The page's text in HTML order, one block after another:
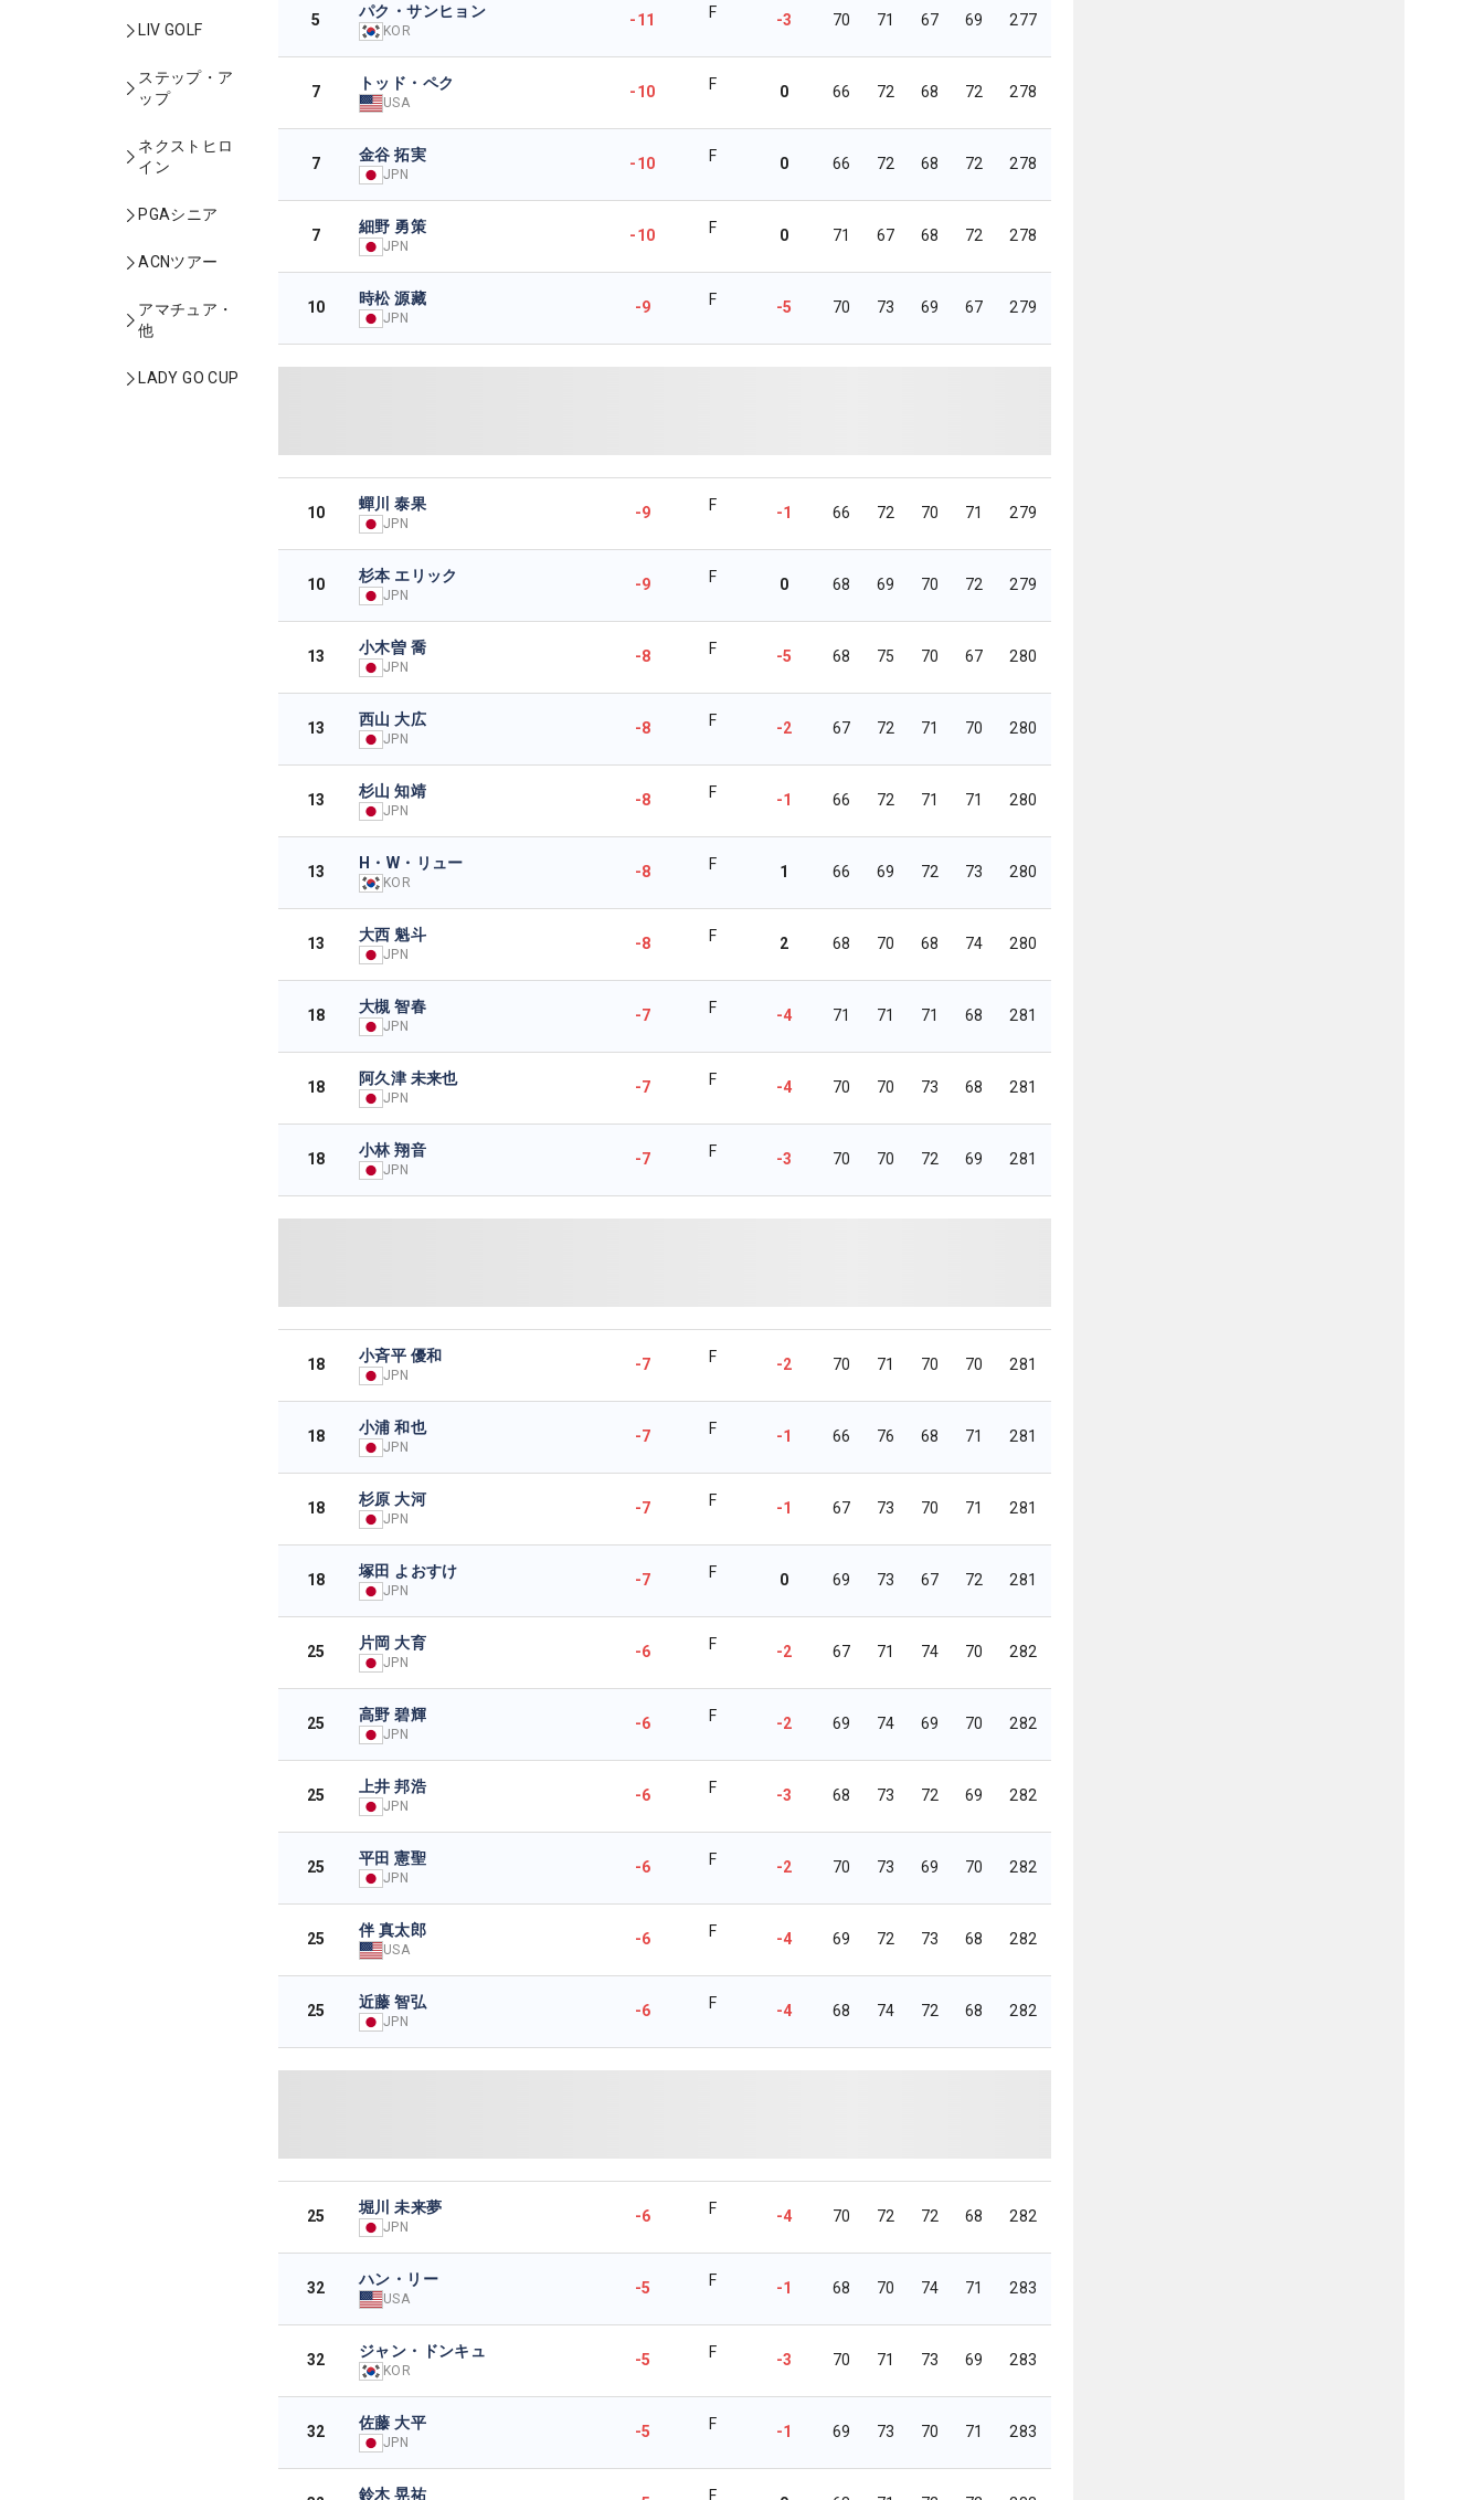
LIV GOLF
ステップ・ア
ップ
ネクストヒロ
イン
PGAシニア
ACNツアー
アマチュア・
他
LADY GO CUP
5 パク・サンヒョン
KOR
-11 F -3 70 71 67 69 277
7 トッド・ペク
USA
-10 F 0 66 72 68 72 278
7 金谷 拓実
JPN
-10 F 0 66 72 68 72 278
7 細野 勇策
JPN
-10 F 0 71 67 68 72 278
10 時松 源藏
JPN
-9 F -5 70 73 69 67 279
10 蟬川 泰果
JPN
-9 F -1 66 72 70 71 279
10 杉本 エリック
JPN
-9 F 0 68 69 70 72 279
13 小木曽 喬
JPN
-8 F -5 68 75 70 67 280
13 西山 大広
JPN
-8 F -2 67 72 71 70 280
13 杉山 知靖
JPN
-8 F -1 66 72 71 71 280
13 H・W・リュー
KOR
-8 F 1 66 69 72 73 280
13 大西 魁斗
JPN
-8 F 2 68 70 68 74 280
18 大槻 智春
JPN
-7 F -4 71 71 71 68 281
18 阿久津 未来也
JPN
-7 F -4 70 70 73 68 281
18 小林 翔音
JPN
-7 F -3 70 70 72 69 281
18 小斉平 優和
JPN
-7 F -2 70 71 70 70 281
18 小浦 和也
JPN
-7 F -1 66 76 68 71 281
18 杉原 大河
JPN
-7 F -1 67 73 70 71 281
18 塚田 よおすけ
JPN
-7 F 0 69 73 67 72 281
25 片岡 大育
JPN
-6 F -2 67 71 74 70 282
25 高野 碧輝
JPN
-6 F -2 69 74 69 70 282
25 上井 邦浩
JPN
-6 F -3 68 73 72 69 282
25 平田 憲聖
JPN
-6 F -2 70 73 69 70 282
25 伴 真太郎
USA
-6 F -4 69 72 73 68 282
25 近藤 智弘
JPN
-6 F -4 68 74 72 68 282
25 堀川 未来夢
JPN
-6 F -4 70 72 72 68 282
32 ハン・リー
USA
-5 F -1 68 70 74 71 283
32 ジャン・ドンキュ
KOR
-5 F -3 70 71 73 69 283
32 佐藤 大平
JPN
-5 F -1 69 73 70 71 283
鈴木 晃祐 F